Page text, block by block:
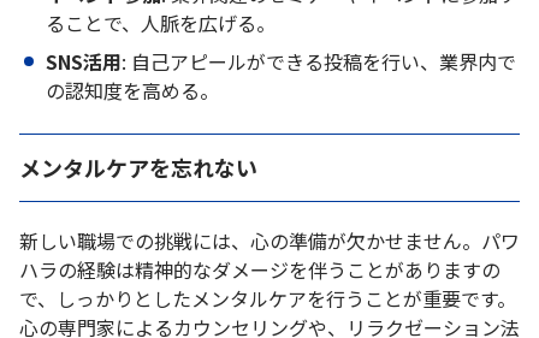
ることで、人脈を広げる。
SNS活用: 自己アピールができる投稿を行い、業界内で
の認知度を高める。
メンタルケアを忘れない
新しい職場での挑戦には、心の準備が欠かせません。パワ
ハラの経験は精神的なダメージを伴うことがありますの
で、しっかりとしたメンタルケアを行うことが重要です。
心の専門家によるカウンセリングや、リラクゼーション法